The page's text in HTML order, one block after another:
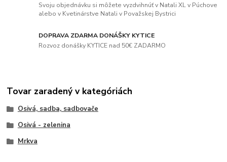
Svoju objednávku si môžete vyzdvihnúť v Natali XL v Púchove
alebo v Kvetinárstve Natali v Považskej Bystrici
DOPRAVA ZDARMA DONÁŠKY KYTICE
Rozvoz donášky KYTICE nad 50€ ZADARMO
Tovar zaradený v kategóriách
Osivá, sadba, sadbovače
Osivá - zelenina
Mrkva